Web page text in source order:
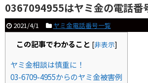
0367094955はヤミ金の電話番
2021/4/1 ヤミ金電話番号一覧
この記事でわかること [非表示]
ヤミ金相談は慎重に！
03-6709-4955からのヤミ金被害例